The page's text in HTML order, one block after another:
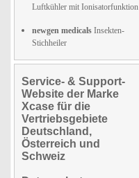
Luftkühler mit Ionisatorfunktion
newgen medicals Insekten-
Stichheiler
Service- & Support-
Website der Marke
Xcase für die
Vertriebsgebiete
Deutschland,
Österreich und
Schweiz